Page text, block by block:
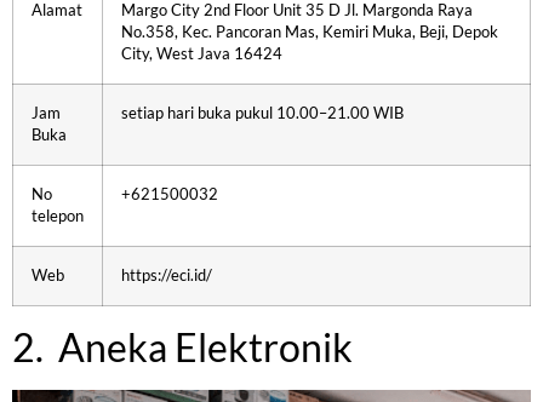
Alamat
Margo City 2nd Floor Unit 35 D Jl. Margonda Raya
No.358, Kec. Pancoran Mas, Kemiri Muka, Beji, Depok
City, West Java 16424
Jam
Buka
setiap hari buka pukul 10.00–21.00 WIB
No
telepon
+621500032
Web https://eci.id/
2. Aneka Elektronik